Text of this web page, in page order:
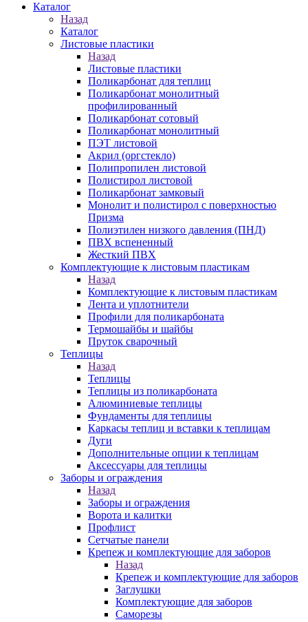
Каталог
Назад
Каталог
Листовые пластики
Назад
Листовые пластики
Поликарбонат для теплиц
Поликарбонат монолитный
профилированный
Поликарбонат сотовый
Поликарбонат монолитный
ПЭТ листовой
Акрил (оргстекло)
Полипропилен листовой
Полистирол листовой
Поликарбонат замковый
Монолит и полистирол с поверхностью
Призма
Полиэтилен низкого давления (ПНД)
ПВХ вспененный
Жесткий ПВХ
Комплектующие к листовым пластикам
Назад
Комплектующие к листовым пластикам
Лента и уплотнители
Профили для поликарбоната
Термошайбы и шайбы
Пруток сварочный
Теплицы
Назад
Теплицы
Теплицы из поликарбоната
Алюминиевые теплицы
Фундаменты для теплицы
Каркасы теплиц и вставки к теплицам
Дуги
Дополнительные опции к теплицам
Аксессуары для теплицы
Заборы и ограждения
Назад
Заборы и ограждения
Ворота и калитки
Профлист
Сетчатые панели
Крепеж и комплектующие для заборов
Назад
Крепеж и комплектующие для заборов
Заглушки
Комплектующие для заборов
Саморезы